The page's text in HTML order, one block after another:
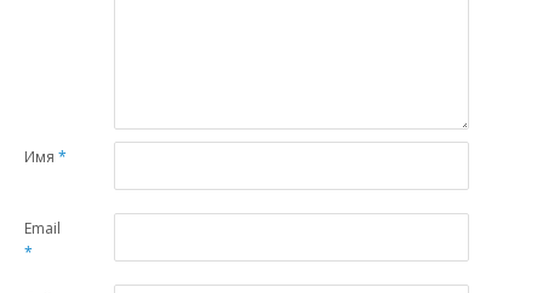
Имя*
Email
*